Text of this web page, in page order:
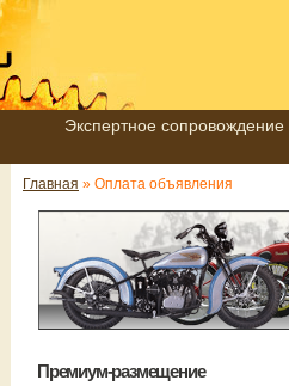
Экспертное
Главная » Оплата объявления
Премиум-размещение